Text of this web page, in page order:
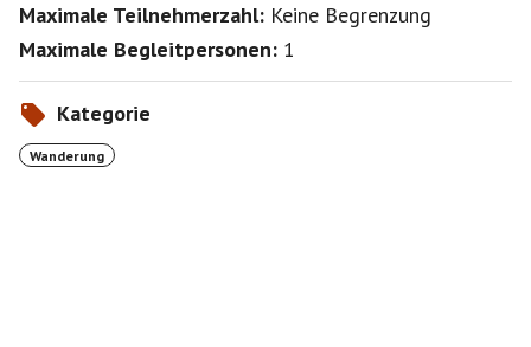
Maximale Teilnehmerzahl: Keine Begrenzung
Maximale Begleitpersonen: 1
Kategorie
Wanderung